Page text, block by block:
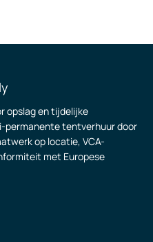
opslag en tijdelijke
permanente tentverhuur door
op locatie, VCA-
met Europese